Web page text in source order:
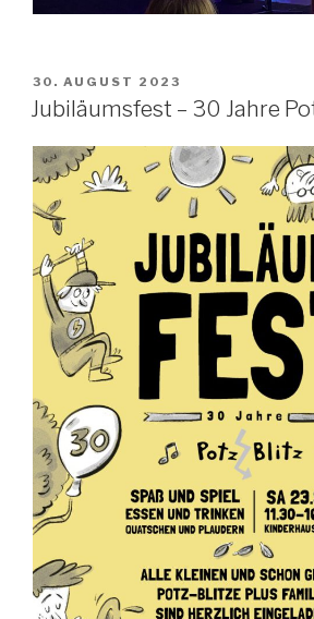
VERÖFFENTLICHT
AM
30. AUGUST 2023
Jubiläumsfest – 30 Jahre